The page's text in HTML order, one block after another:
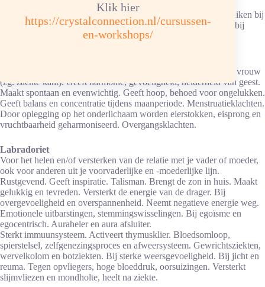
Klik hier
https://crystalconnection.nl/cursussen-
en-workshops/
uithoudingsvermogen. Tegen chronische vermoeidheid.
Tegen slaapstoornissen, bij ziekten en uitputting. Goed te gebruiken bij
gewricht- en botziekten, heupgewricht, gewrichtsreuma. Helpt bij
ziekten en uitputting. Bij stofwisselingsziekten.
Voor troost, vergiffenis, genade. Emoties versterken bij man en vrouw
(zg. zachte kant). Geeft harmonie, gevoeligheid, helderheid van geest.
Maakt spontaan en evenwichtig. Geeft hoop, behoed voor ongelukken.
Geeft balans en concentratie tijdens maanperiode. Menstruatieklachten.
Door oplegging op het onderlichaam worden eierstokken, eisprong en
vruchtbaarheid geharmoniseerd. Overgangsklachten.
Labradoriet
Voor het helen en/of versterken van de relatie met je vader of moeder,
ook voor anderen uit je voorvaderlijke en -moederlijke lijn.
Rustgevend. Geeft inspiratie. Talisman. Brengt de zon in huis. Maakt
gelukkig en tevreden. Versterkt de energie van de drager. Bij
overgevoeligheid en overspannenheid. Neemt negatieve energie weg.
Emotionele uitbarstingen, stemmingswisselingen. Bij egoïsme en
egocentrisch. Auraheler en aura afsluiter.
Sterkt immuunsysteem. Activeert thymusklier. Bloedsomloop,
spierstelsel, zelfgenezingsproces en afweersysteem. Gewrichtsziekten,
wervelkolom en botziekten. Bij sterke weersgevoeligheid. Bij jicht en
reuma. Tegen opvliegers, hoge bloeddruk, oorsuizingen. Versterkt
slijmvliezen en mondholte, heelt na ziekte.